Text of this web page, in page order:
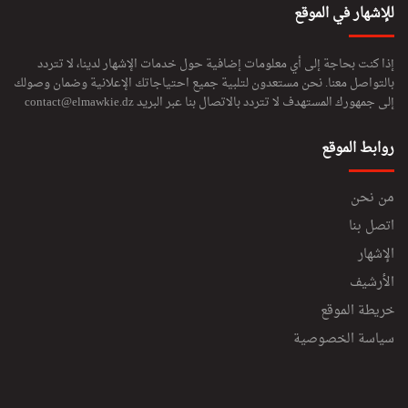
ا
د
ة
ش
ب
ك
ا
ل
ر
أ
ة
E
L
L
E
_
للإشهار في الموقع
إذا كنت بحاجة إلى أي معلومات إضافية حول خدمات الإشهار لدينا، لا تتردد
بالتواصل معنا. نحن مستعدون لتلبية جميع احتياجاتك الإعلانية وضمان وصولك
إلى جمهورك المستهدف لا تتردد بالاتصال بنا عبر البريدcontact@elmawkie.dz
روابط الموقع
من نحن
اتصل بنا
الإشهار
الأرشيف
خريطة الموقع
سياسة الخصوصية